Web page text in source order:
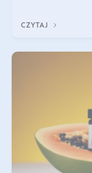
CZYTAJ